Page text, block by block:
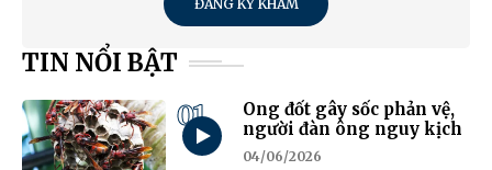
ĐĂNG KÝ KHÁM
TIN NỔI BẬT
01
Ong đốt gây sốc phản vệ,
người đàn ông nguy kịch
04/06/2026